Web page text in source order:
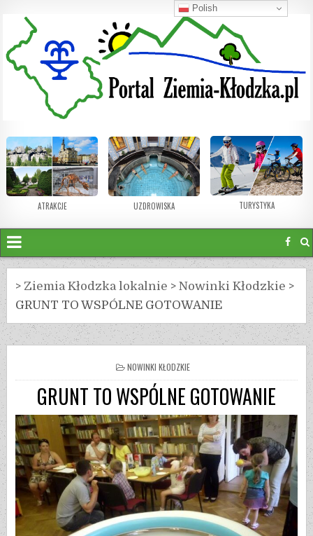
ATRAKCJE UZDROWISKA TURYSTYKA
> Ziemia Kłodzka lokalnie >Nowinki Kłodzkie >
GRUNT TO WSPÓLNE GOTOWANIE
NOWINKI KŁODZKIE
GRUNT TO WSPÓLNE GOTOWANIE
Polish